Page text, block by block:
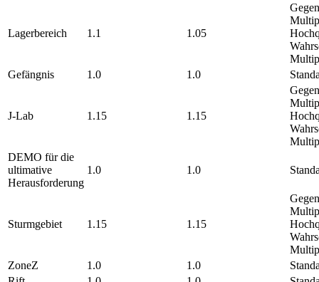
Lagerbereich 1.1 1.05
Gefängnis
1.0 1.0
J-Lab 1.15 1.15
DEMO für die
ultimative
Herausforderung
1.0 1.0
Sturmgebiet 1.15 1.15
ZoneZ
1.0 1.0